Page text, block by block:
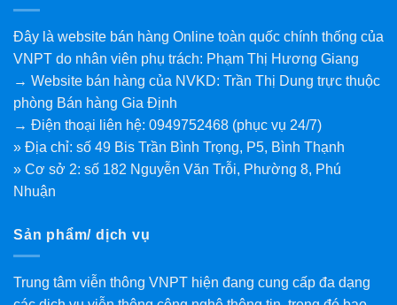
Đây là website bán hàng Online toàn quốc chính thống của
VNPT do nhân viên phụ trách: Phạm Thị Hương Giang
→ Website bán hàng của NVKD: Trần Thị Dung trực thuộc
phòng Bán hàng Gia Định
→ Điện thoại liên hệ: 0949752468 (phục vụ 24/7)
» Địa chỉ: số 49 Bis Trần Bình Trọng, P5, Bình Thạnh
» Cơ sở 2: số 182 Nguyễn Văn Trỗi, Phường 8, Phú
Nhuận
Sản phẩm/ dịch vụ
Trung tâm viễn thông VNPT hiện đang cung cấp đa dạng